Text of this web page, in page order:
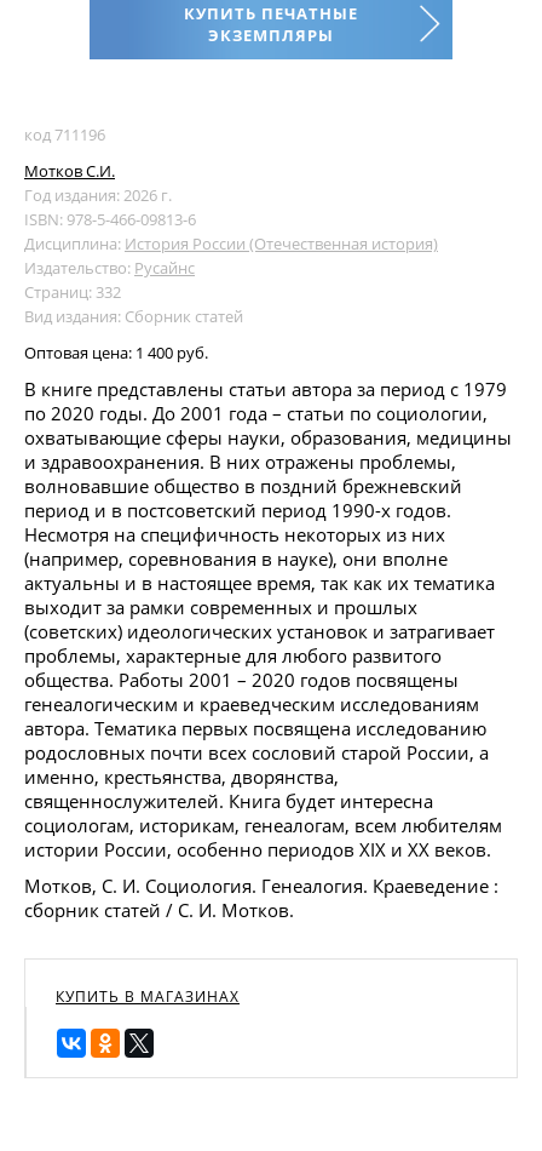
КУПИТЬ ПЕЧАТНЫЕ
ЭКЗЕМПЛЯРЫ
код 711196
Мотков С.И.
Год издания: 2026 г.
ISBN: 978-5-466-09813-6
Дисциплина: История России (Отечественная история)
Издательство: Русайнс
Страниц: 332
Вид издания: Сборник статей
Оптовая цена: 1 400 руб.
В книге представлены статьи автора за период с 1979
по 2020 годы. До 2001 года – статьи по социологии,
охватывающие сферы науки, образования, медицины
и здравоохранения. В них отражены проблемы,
волновавшие общество в поздний брежневский
период и в постсоветский период 1990-х годов.
Несмотря на специфичность некоторых из них
(например, соревнования в науке), они вполне
актуальны и в настоящее время, так как их тематика
выходит за рамки современных и прошлых
(советских) идеологических установок и затрагивает
проблемы, характерные для любого развитого
общества. Работы 2001 – 2020 годов посвящены
генеалогическим и краеведческим исследованиям
автора. Тематика первых посвящена исследованию
родословных почти всех сословий старой России, а
именно, крестьянства, дворянства,
священнослужителей. Книга будет интересна
социологам, историкам, генеалогам, всем любителям
истории России, особенно периодов XIX и XX веков.
Мотков, С. И. Социология. Генеалогия. Краеведение :
сборник статей / С. И. Мотков.
КУПИТЬ В МАГАЗИНАХ